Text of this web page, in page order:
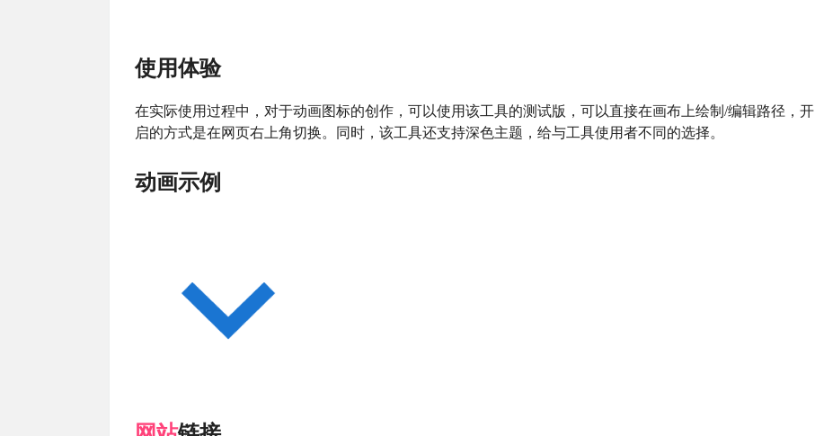
使用体验
在实际使用过程中，对于动画图标的创作，可以使用该工具的测试版，可以直接在画布上绘制/编辑路径，开
启的方式是在网页右上角切换。同时，该工具还支持深色主题，给与工具使用者不同的选择。
动画示例